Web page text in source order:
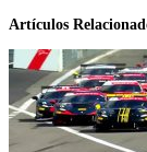
Artículos